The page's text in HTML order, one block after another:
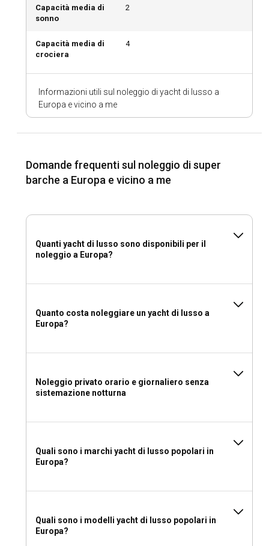
rinascimentali della Danimarca, scoprite le antiche chiese a
doghe della Norvegia o assaggiate la scena culinaria unica
delle regioni.
Quali sono le principali attrazioni e attività
all'aperto nel Nord Europa?
Il Nord Europa abbonda di attrazioni, dai Fiordi Norvegesi ai
provate a nuotare in kayak nelle acque della Svezia,
escursioni nei parchi nazionali della Finlandia o pedalare
lungo i percorsi panoramici della Danimarca. Le opzioni per
la vita notturna e la ristorazione sono abbondanti, così come
Nord Europa?
Casa di numerosi porti turistici di classe mondiale, il Nord
strutture all'avanguardia e la vicinanza alle attrazioni della
città. Il Porto di Stavanger in Norvegia e il Marina di Lacka in
Svezia sono rinomati per i loro ambienti accoglienti e servizi
organizzare un evento a bordo nel Nord Europa?
dispone di uno skipper esperto, garantendo un'esperienza di
navigazione fluida e senza preoccupazioni. L'ampia
Informazioni utili sul noleggio di yacht di lusso a
Europa e vicino a me
Capacità media di
sonno
2
Capacità media di
crociera
4
Domande frequenti sul noleggio di super
barche a Europa e vicino a me
Quanti yacht di lusso sono disponibili per il
noleggio a Europa?
Quanto costa noleggiare un yacht di lusso a
Europa?
Noleggio privato orario e giornaliero senza
sistemazione notturna
Quali sono i marchi yacht di lusso popolari in
Europa?
Quali sono i modelli yacht di lusso popolari in
Europa?